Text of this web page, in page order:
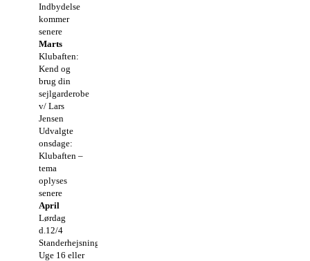
Indbydelse
kommer
senere
Marts
Klubaften:
Kend og
brug din
sejlgarderobe
v/ Lars
Jensen
Udvalgte
onsdage:
Klubaften –
tema
oplyses
senere
April
Lørdag
d.12/4
Standerhejsning
Uge 16 eller